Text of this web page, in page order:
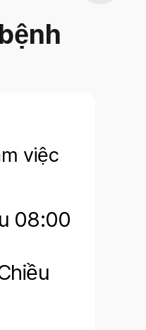
việc
08:00